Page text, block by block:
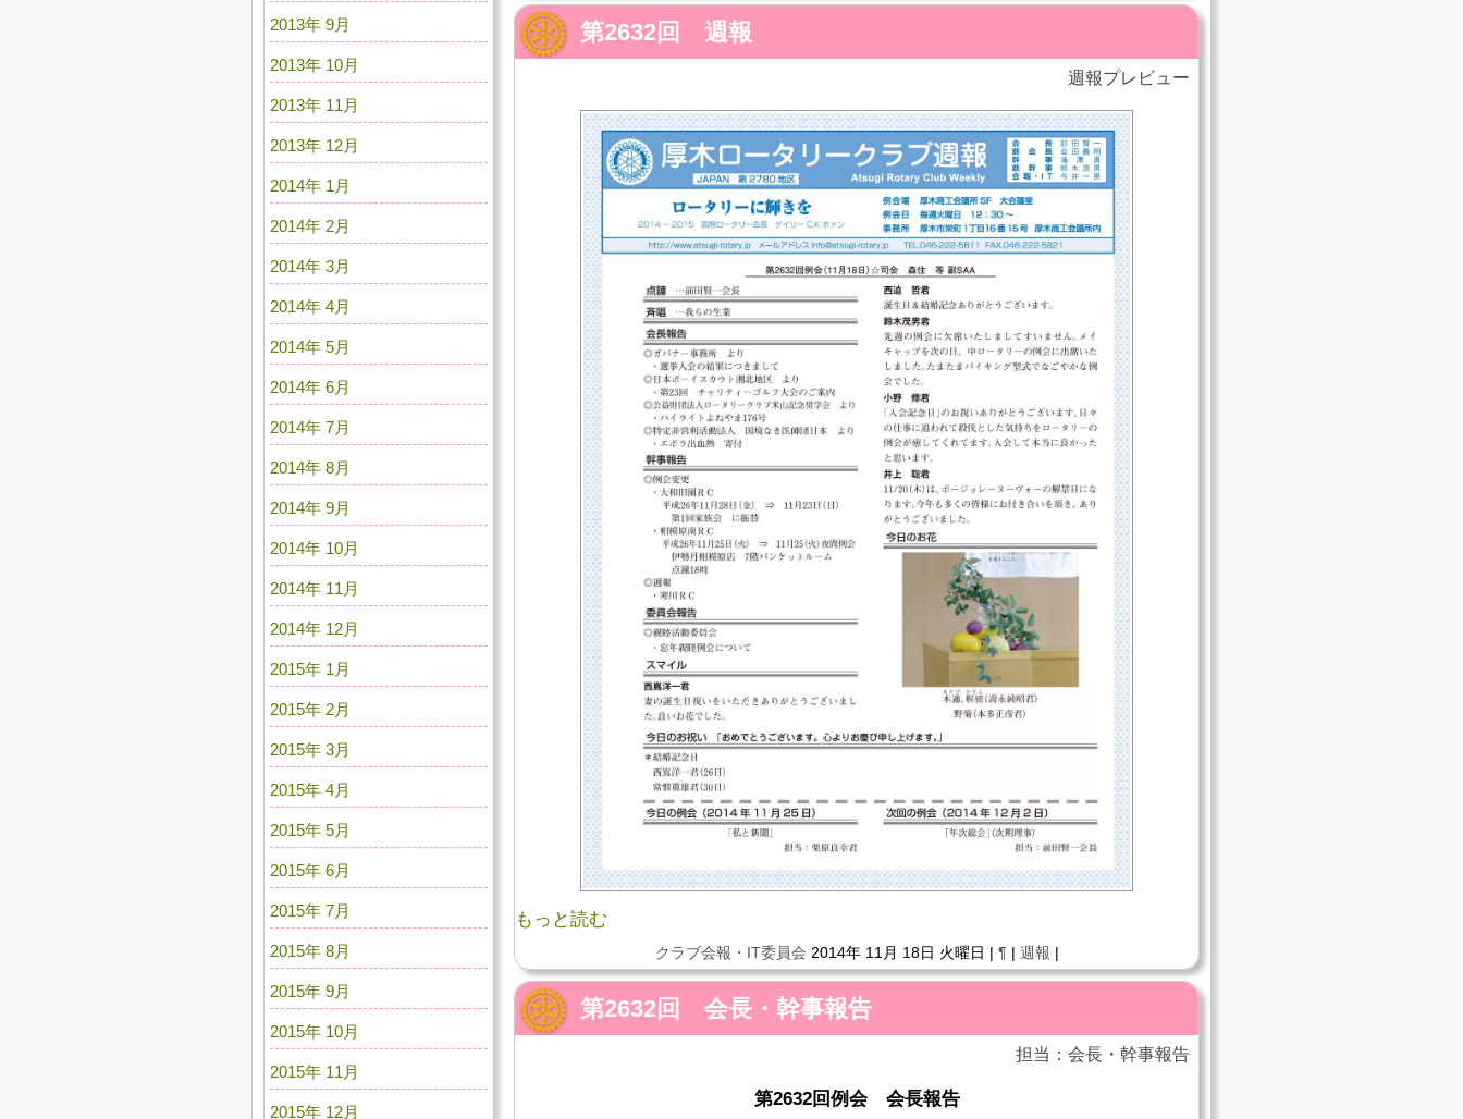
第2632回 週報
週報プレビュー
もっと読む
クラブ会報・IT委員会 2014年 11月 18日 火曜日 | ¶ | 週報 |
第2632回 会長・幹事報告
担当：会長・幹事報告
第2632回例会 会長報告
2013年 9月
2013年 10月
2013年 11月
2013年 12月
2014年 1月
2014年 2月
2014年 3月
2014年 4月
2014年 5月
2014年 6月
2014年 7月
2014年 8月
2014年 9月
2014年 10月
2014年 11月
2014年 12月
2015年 1月
2015年 2月
2015年 3月
2015年 4月
2015年 5月
2015年 6月
2015年 7月
2015年 8月
2015年 9月
2015年 10月
2015年 11月
2015年 12月